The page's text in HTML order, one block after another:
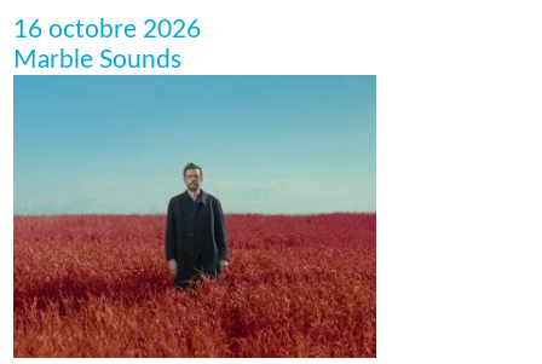
16 octobre 2026
Marble Sounds